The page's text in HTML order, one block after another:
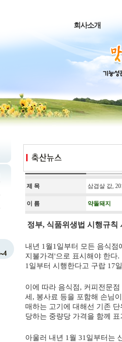
회사소개
제 목 삼겹살 값,
이 름 약돌돼지
정부, 식품위생법 시행규칙
내년 1월1일부터 모든 음식
지불가격'으로 표시해야 한다
1일부터 시행한다고 구랍 17
이에 따라 음식점, 커피전문
세, 봉사료 등을 포함해 손님
매하는 고기에 대해선 기존
당하는 중량당 가격을 함께
아울러 내년 1월 31일부터는